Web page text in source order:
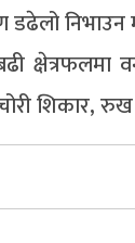
डढेलो
क्षेत्रफलमा
शिकार,